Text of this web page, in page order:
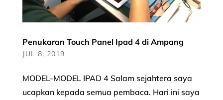
Penukaran Touch Panel Ipad 4 di Ampang
JUL 8, 2019
MODEL-MODEL IPAD 4 Salam sejahtera saya
ucapkan kepada semua pembaca. Hari ini saya